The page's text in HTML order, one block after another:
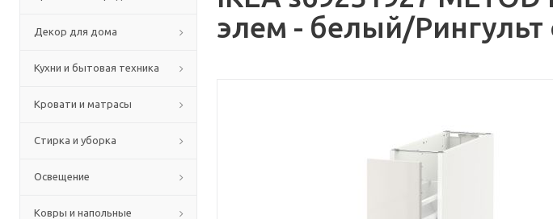
Декор для дома
Кухни и бытовая техника
Кровати и матрасы
Стирка и уборка
Освещение
Ковры и напольные
элем - белый/Рингульт